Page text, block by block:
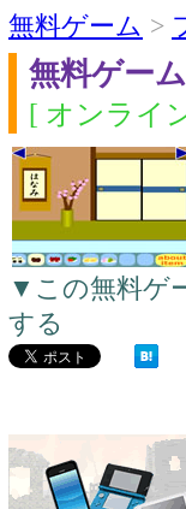
無料ゲーム >
無料ゲー
[ オンライ
▼この無料ゲ
する